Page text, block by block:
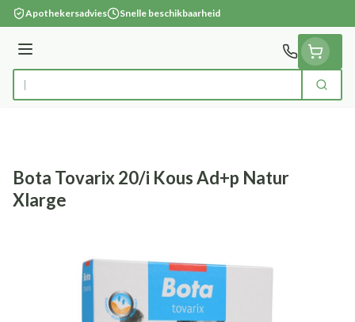
Ga naar de inhoud
Apothekersadvies Snelle beschikbaarheid
Menu
Product, merk, categorie... Zoek
Bota Tovarix 20/i Kous Ad+p Natur
Xlarge